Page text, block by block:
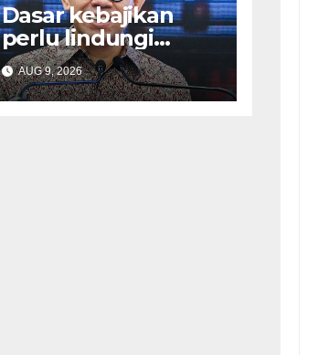
Dasar kebajikan
perlu lindungi
rakyat ketika hadapi
kesusahan – Sim
AUG 9, 2026